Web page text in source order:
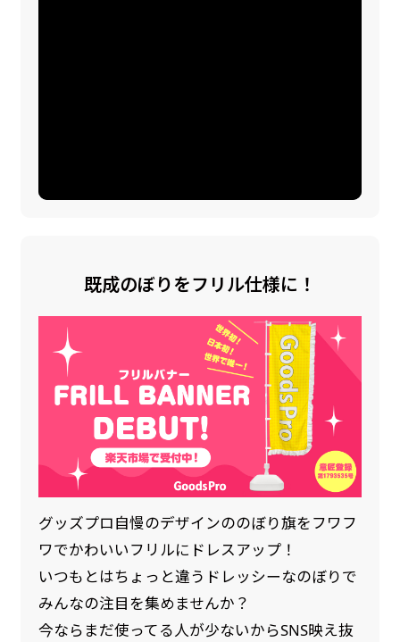
既成のぼりをフリル仕様に！
グッズプロ自慢のデザインののぼり旗をフワフ
ワでかわいいフリルにドレスアップ！
いつもとはちょっと違うドレッシーなのぼりで
みんなの注目を集めませんか？
今ならまだ使ってる人が少ないからSNS映え抜